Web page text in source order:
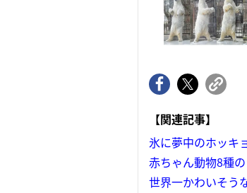
【関連記事】
氷に夢中のホッキ
赤ちゃん動物8種
世界一かわいそう